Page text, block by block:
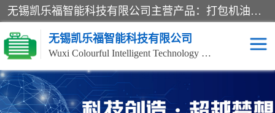
无锡凯乐福智能科技有限公司主营产品：打包机油泵、风冷式油冷却器、液压阀、液压泵、冷却器、过滤器及气动元器件。公司主导生产齿轮泵、齿轮马达、液压阀等产品。共计100多个系列、3000余种规格。覆盖了液压系统的动力元件、控制元件和执行元件，具备较强的成套供货、服务能力。
无锡凯乐福智能科技有限公司
Wuxi Colourful Intelligent Technology Co., Ltd
齿轮泵 机床冷却泵